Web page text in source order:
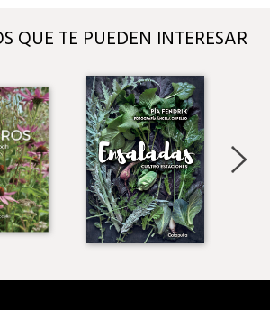
QUE TE PUEDEN INTERESAR